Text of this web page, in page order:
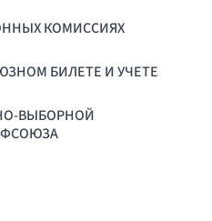
КОМИССИЯХ
БИЛЕТЕ И УЧЕТЕ
ВЫБОРНОЙ